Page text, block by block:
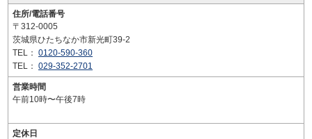
住所/電話番号
〒312-0005
茨城県ひたちなか市新光町39-2
TEL： 0120-590-360
TEL： 029-352-2701
営業時間
午前10時〜午後7時
定休日